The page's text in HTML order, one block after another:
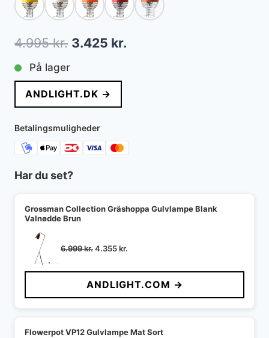
4.995kr. Den
pris
var:
4.995 kr..
3.425 kr.
På lager
ANDLIGHT.DK →
Betalingsmuligheder
Har du set?
Grossman Collection Gräshoppa Gulvlampe Blank
Valnødde Brun
6.999kr.Den
pris
var:
6.999 kr..
4.355kr.
pris
er:
4.355 kr..
ANDLIGHT.COM →
Flowerpot VP12 Gulvlampe Mat Sort